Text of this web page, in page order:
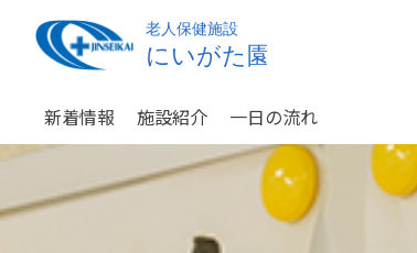
新着情報 施設紹介 一日の流れ